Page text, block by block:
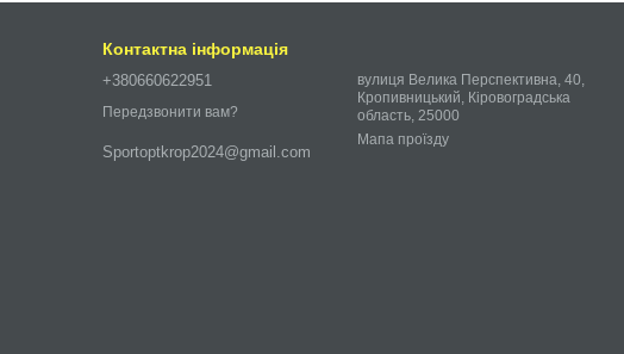
Контактна інформація
+380660622951
Передзвонити вам?
Sportoptkrop2024@gmail.com
вулиця Велика Перспективна, 40,
Кропивницький, Кіровоградська
область, 25000
Мапа проїзду